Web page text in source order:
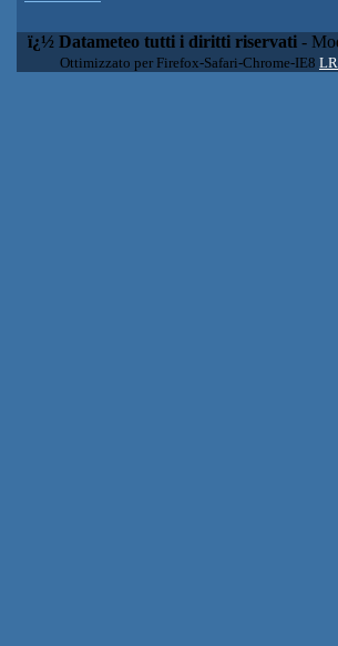
ï¿½ Datameteo tutti i diritti riservati -
Ottimizzato per Firefox-Safari-Chrome-IE8